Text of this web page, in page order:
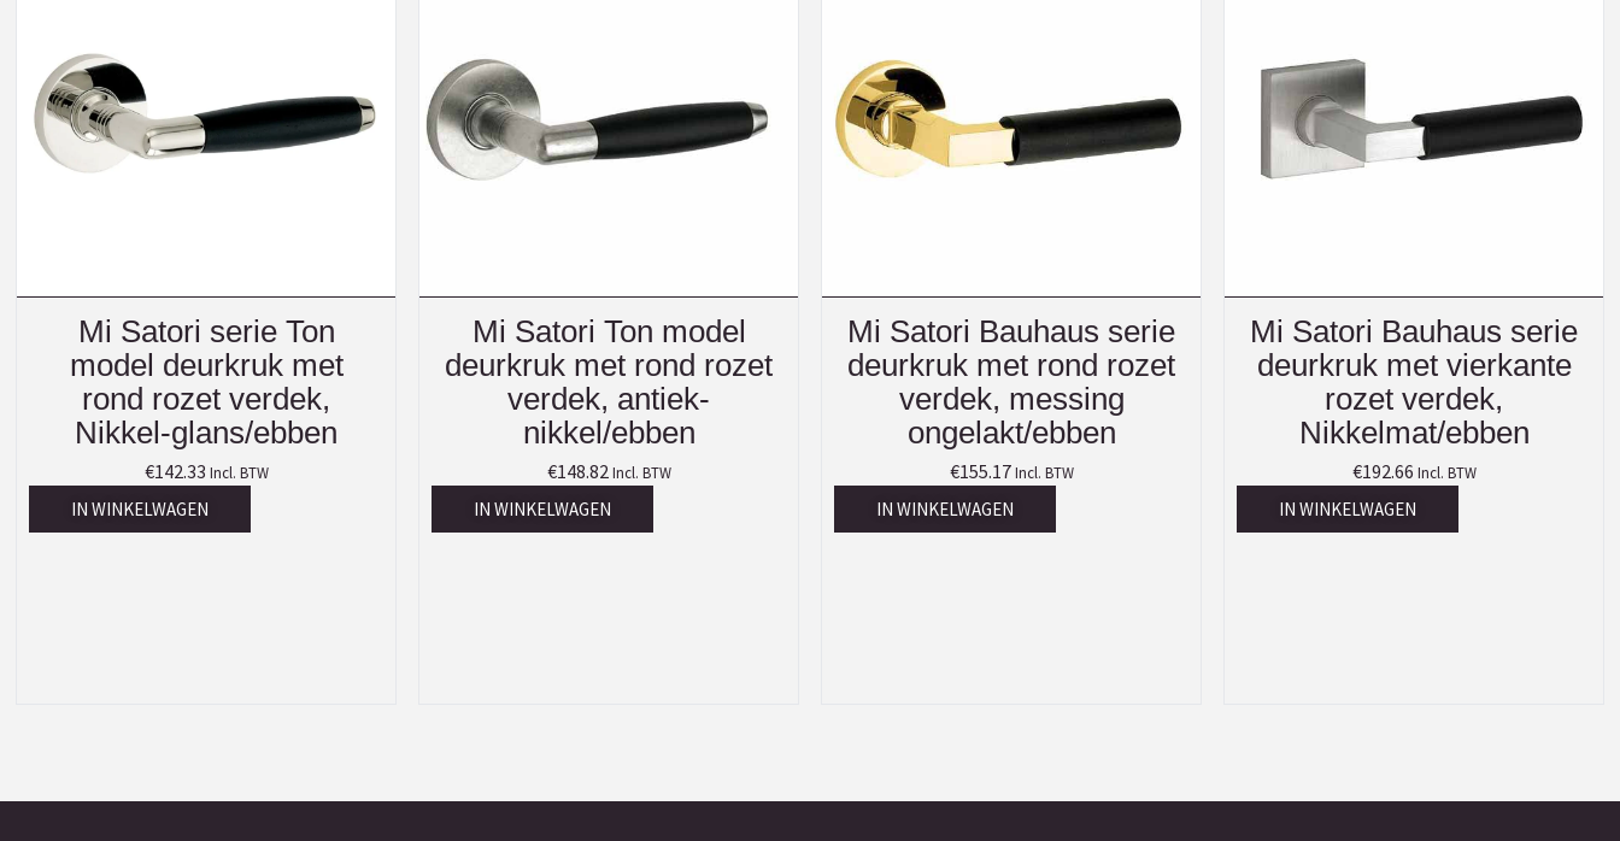
Mi Satori serie Ton
model deurkruk met
rond rozet verdek,
Nikkel-glans/ebben
€142.33 Incl. BTW
IN WINKELWAGEN
Mi Satori Ton model
deurkruk met rond rozet
verdek, antiek-
nikkel/ebben
€148.82 Incl. BTW
IN WINKELWAGEN
Mi Satori Bauhaus serie
deurkruk met rond rozet
verdek, messing
ongelakt/ebben
€155.17 Incl. BTW
IN WINKELWAGEN
Mi Satori Bauhaus serie
deurkruk met vierkante
rozet verdek,
Nikkelmat/ebben
€192.66 Incl. BTW
IN WINKELWAGEN